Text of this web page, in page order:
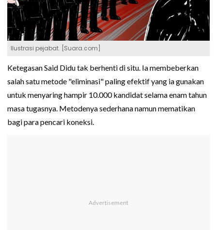
Ilustrasi pejabat. [Suara.com]
Ketegasan Said Didu tak berhenti di situ. Ia membeberkan
salah satu metode "eliminasi" paling efektif yang ia gunakan
untuk menyaring hampir 10.000 kandidat selama enam tahun
masa tugasnya. Metodenya sederhana namun mematikan
bagi para pencari koneksi.